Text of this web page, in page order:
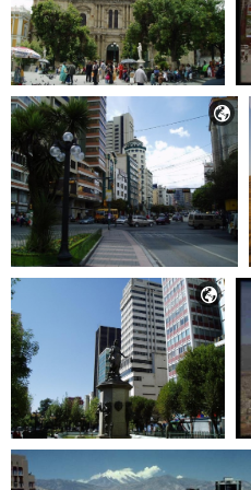

